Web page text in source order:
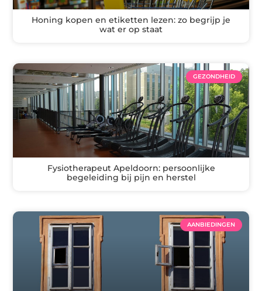
Honing kopen en etiketten lezen: zo begrijp je
wat er op staat
GEZONDHEID
Fysiotherapeut Apeldoorn: persoonlijke
begeleiding bij pijn en herstel
AANBIEDINGEN